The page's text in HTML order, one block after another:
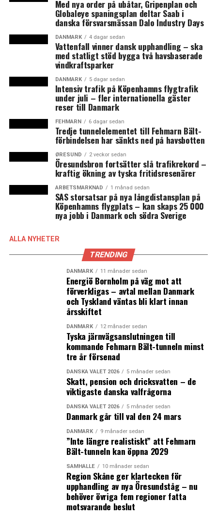
”Det är en grundsten i den danska demokratin att
regeringens handlingar ska stämma överens med
majoriteten i Folketinget – också även om den skulle
vara oenig”, står det bland annat i utkastet till ärendet i
utrikesutskottet, uppger DR Nyheder.
Anledningen till resultatet i de båda omröstningarna är
att Konservative valt att inte stödja regeringen. De stod
bakom den uppgörelse som innebar besparingar på
tillräcklig information om att besparingarna skulle gälla
även i år. Konservatives talesperson i utrikesfrågor,
Naser Khader, gjorde dock redan före jul klart att
partiet inte tänker gå längre än till att kritisera
regeringen, skriver DR Nyheder.
Kristian Jensen vill inte kommentera kritiken. (News
DSB ska köpa nya eltåg
Dansk hemelektronikkedja inleder rekonstruktion
Med nya order på ubåtar, Gripenplan och
Globaleye spaningsplan deltar Saab i
danska försvarsmässan Dalo Industry Days
DANMARK 4 dagar sedan
Vattenfall vinner dansk upphandling – ska
med statligt stöd bygga två havsbaserade
vindkraftsparker
DANMARK 5 dagar sedan
Intensiv trafik på Köpenhamns flygtrafik
under juli – fler internationella gäster
reser till Danmark
FEHMARN 6 dagar sedan
Tredje tunnelelementet till Fehmarn Bält-
förbindelsen har sänkts ned på havsbotten
ØRESUND 2 veckor sedan
Öresundsbron fortsätter slå trafikrekord –
kraftig ökning av tyska fritidsresenärer
ARBETSMARKNAD 1 månad sedan
SAS storsatsar på nya långdistansplan på
Köpenhamns flygplats – kan skaps 25 000
nya jobb i Danmark och södra Sverige
ALLA NYHETER
TRENDING
DANMARK 11 månader sedan
Energiö Bornholm på väg mot att
förverkligas – avtal mellan Danmark
och Tyskland väntas bli klart innan
årsskiftet
DANMARK 12 månader sedan
Tyska järnvägsanslutningen till
kommande Fehmarn Bält-tunneln minst
tre år försenad
DANSKA VALET 2026 5 månader sedan
Skatt, pension och dricksvatten – de
viktigaste danska valfrågorna
DANSKA VALET 2026 5 månader sedan
Danmark går till val den 24 mars
DANMARK 9 månader sedan
”Inte längre realistiskt” att Fehmarn
Bält-tunneln kan öppna 2029
SAMHÄLLE 10 månader sedan
Region Skåne ger klartecken för
upphandling av nya Öresundståg – nu
behöver övriga fem regioner fatta
motsvarande beslut